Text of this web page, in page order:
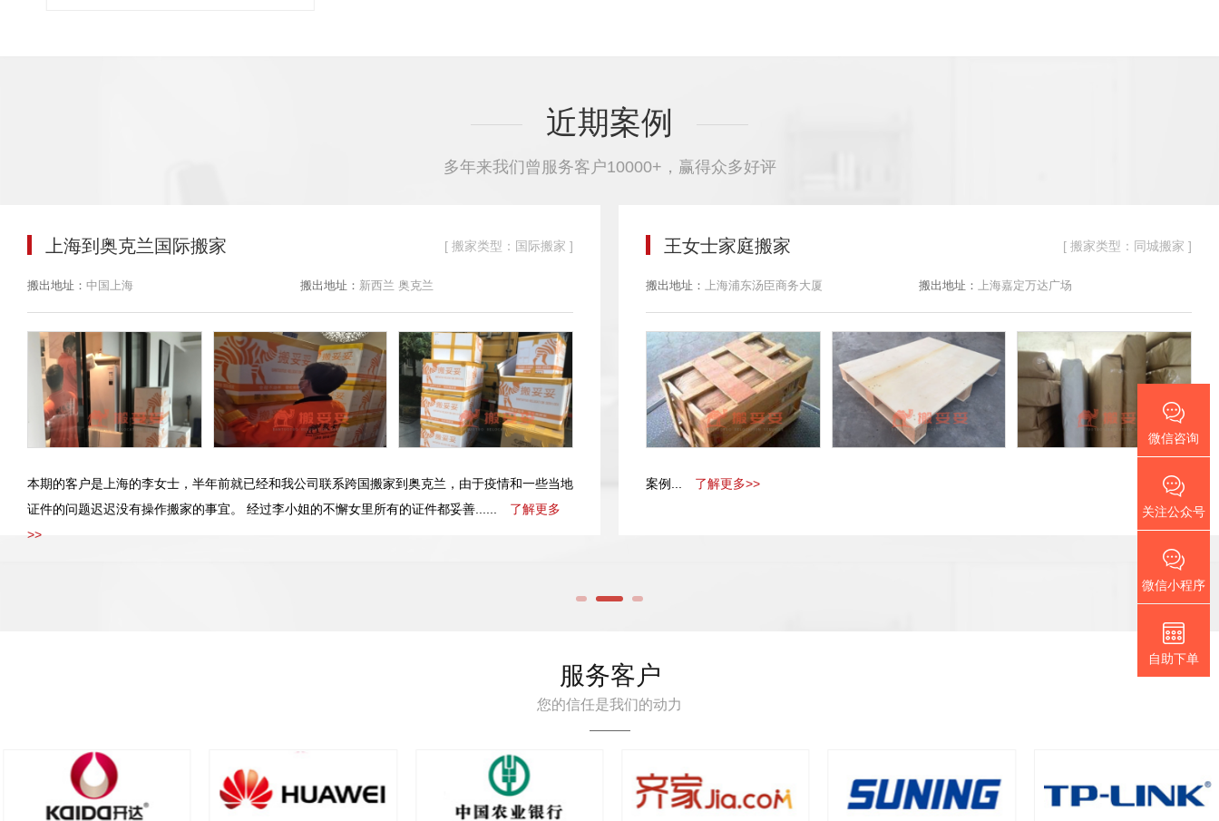
近期案例
多年来我们曾服务客户10000+，赢得众多好评
上海到奥克兰国际搬家 [ 搬家类型：国际搬家 ]
搬出地址： 中国上海 搬出地址： 新西兰 奥克兰
本期的客户是上海的李女士，半年前就已经和我公司联系跨国搬家到奥克兰，由于疫情和一些当地
证件的问题迟迟没有操作搬家的事宜。 经过李小姐的不懈女里所有的证件都妥善......
了解更多
>>
王女士家庭搬家 [ 搬家类型：同城搬家 ]
搬出地址： 上海浦东汤臣商务大厦 搬出地址： 上海嘉定万达广场
案例... 了解更多>>
服务客户
您的信任是我们的动力
微信咨询
关注公众号
微信小程序
自助下单